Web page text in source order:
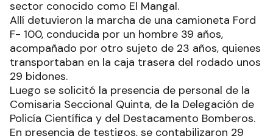
sector conocido como El Mangal.
Allí detuvieron la marcha de una camioneta Ford
F- 100, conducida por un hombre 39 años,
acompañado por otro sujeto de 23 años, quienes
transportaban en la caja trasera del rodado unos
29 bidones.
Luego se solicitó la presencia de personal de la
Comisaria Seccional Quinta, de la Delegación de
Policía Científica y del Destacamento Bomberos.
En presencia de testigos, se contabilizaron 29